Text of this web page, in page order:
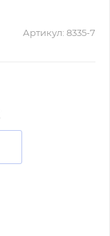
Артикул: 8335-7